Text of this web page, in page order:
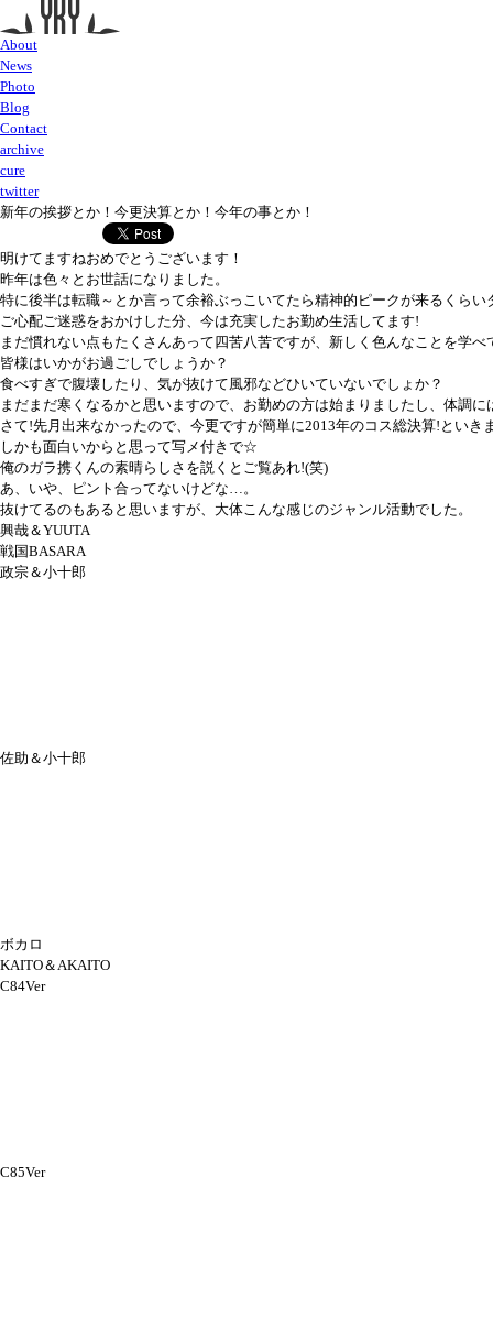
About
News
Photo
Blog
Contact
archive
cure
twitter
新年の挨拶とか！今更決算とか！今年の事とか！
明けてますねおめでとうございます！
昨年は色々とお世話になりました。
特に後半は転職～とか言って余裕ぶっこいてたら精神的ピークが来るくら
ご心配ご迷惑をおかけした分、今は充実したお勤め生活してます!
まだ慣れない点もたくさんあって四苦八苦ですが、新しく色んなことを学
皆様はいかがお過ごしでしょうか？
食べすぎで腹壊したり、気が抜けて風邪などひいていないでしょか？
まだまだ寒くなるかと思いますので、お勤めの方は始まりましたし、体調
さて!先月出来なかったので、今更ですが簡単に2013年のコス総決算!といき
しかも面白いからと思って写メ付きで☆
俺のガラ携くんの素晴らしさを説くとご覧あれ!(笑)
あ、いや、ピント合ってないけどな…。
抜けてるのもあると思いますが、大体こんな感じのジャンル活動でした。
興哉＆YUUTA
戦国BASARA
政宗＆小十郎
佐助＆小十郎
ボカロ
KAITO＆AKAITO
C84Ver
C85Ver